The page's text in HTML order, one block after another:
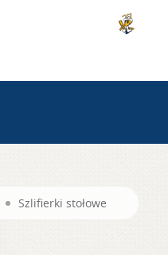
Szlifierki stołowe